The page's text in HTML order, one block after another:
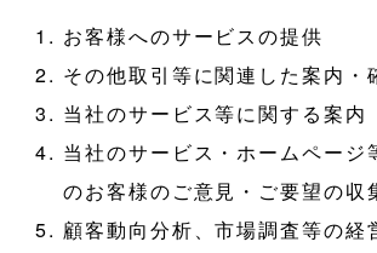
お客様へのサービスの提供
その他取引等に関連した案内・
当社のサービス等に関する案内
当社のサービス・ホームページ
のお客様のご意見・ご要望の収
顧客動向分析、市場調査等の経